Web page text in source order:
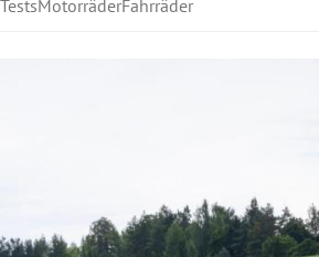
Untermenü
TestsMotorräderFahrräder